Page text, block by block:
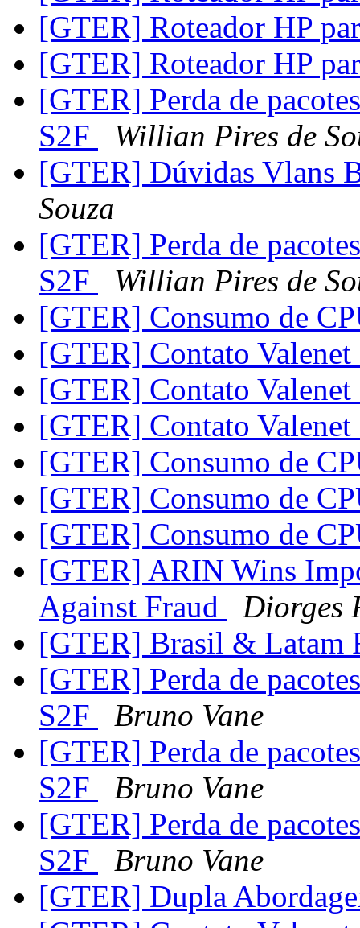
[GTER] Roteador HP
[GTER] Roteador HP
[GTER] Perda de
S2F
Willian Pires de
[GTER] Dúvidas Vlans
Souza
[GTER] Perda de
S2F
Willian Pires de
[GTER] Consumo de
[GTER] Contato
[GTER] Contato
[GTER] Contato
[GTER] Consumo de
[GTER] Consumo de
[GTER] Consumo de
[GTER] ARIN Wins
Against Fraud
Diorges
[GTER] Brasil & Latam
[GTER] Perda de
S2F
Bruno Vane
[GTER] Perda de
S2F
Bruno Vane
[GTER] Perda de
S2F
Bruno Vane
[GTER] Dupla